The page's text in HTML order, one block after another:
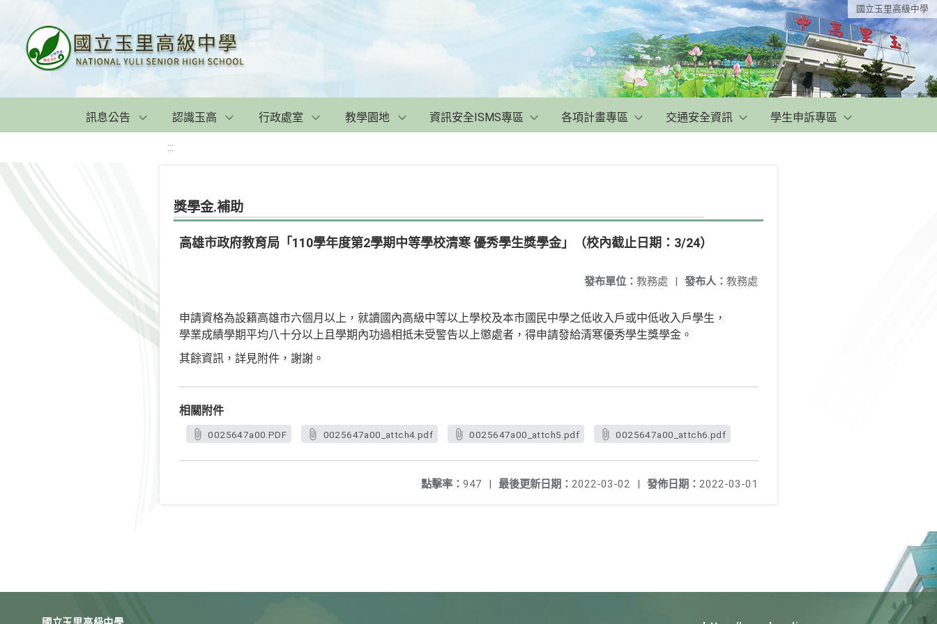
國立玉里高級中學
訊息公告 認識玉高 行政處室 教學園地 資訊安全ISMS專區 各項計畫專區 交通安全資訊 學生申訴專區
:::
獎學金.補助
高雄市政府教育局「110學年度第2學期中等學校清寒 優秀學生獎學金」（校內截止日期：3/24）
發布人： 教務處
發布單位： 教務處 |
申請資格為設籍高雄市六個月以上，就讀國內高級中等以上學校及本市國民中學之低收入戶或中低收入戶學生，
學業成績學期平均八十分以上且學期內功過相抵未受警告以上懲處者，得申請發給清寒優秀學生獎學金。
其餘資訊，詳見附件，謝謝。
相關附件
0025647a00.PDF 0025647a00_attch4.pdf 0025647a00_attch5.pdf 0025647a00_attch6.pdf
發佈日期： 2022-03-01
最後更新日期： 2022-03-02 |
點擊率： 947 |